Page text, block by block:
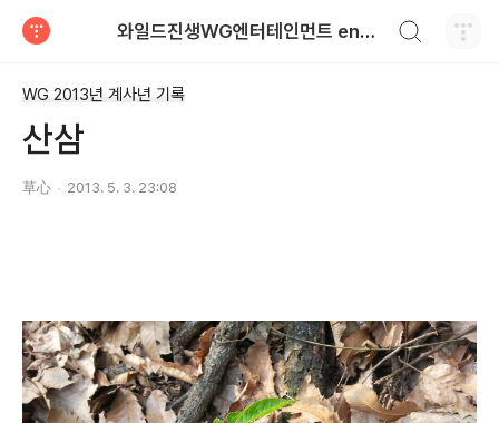
와일드진생WG엔터테인먼트 entertainment
WG 2013년 계사년 기록
산삼
草心 2013. 5. 3. 23:08